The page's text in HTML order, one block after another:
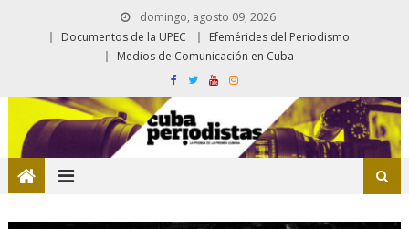
domingo, agosto 09, 2026
Documentos de la UPEC
Efemérides del Periodismo
Medios de Comunicación en Cuba